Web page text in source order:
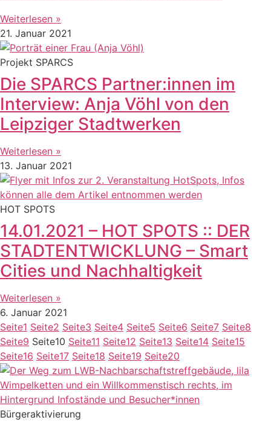
Weiterlesen »
21. Januar 2021
Projekt SPARCS
Die SPARCS Partner:innen im
Interview: Anja Vöhl von den
Leipziger Stadtwerken
Weiterlesen »
13. Januar 2021
HOT SPOTS
14.01.2021 – HOT SPOTS :: DER
STADTENTWICKLUNG – Smart
Cities und Nachhaltigkeit
Weiterlesen »
6. Januar 2021
Seite1 Seite2 Seite3 Seite4 Seite5 Seite6 Seite7 Seite8
Seite9 Seite10 Seite11 Seite12 Seite13 Seite14 Seite15
Seite16 Seite17 Seite18 Seite19 Seite20
Bürgeraktivierung